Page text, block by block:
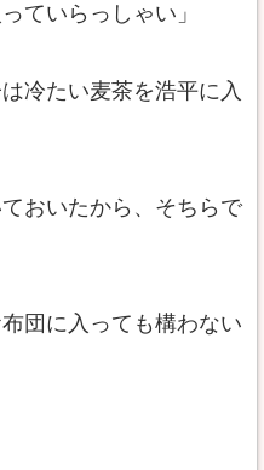
ていらっしゃい」
冷たい麦茶を浩平に入
おいたから、そちらで
団に入っても構わない